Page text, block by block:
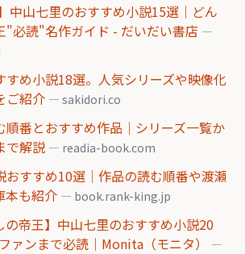
中山七里のおすすめ小説15選｜どん
"必読"名作ガイド - だいだい書店 —
すめ小説18選。人気シリーズや映像化
ご紹介 — sakidori.co
順番とおすすめ作品｜シリーズ一覧か
で解説 — readia-book.com
おすすめ10選｜作品の読む順番や渡瀬
本も紹介 — book.rank-king.jp
の帝王】中山七里のおすすめ小説20
ァンまで必読｜Monita（モニタ）
—